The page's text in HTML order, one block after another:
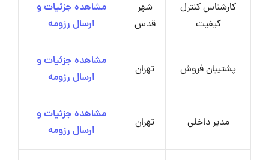
کارشناس کنترل
کیفیت
شهر
قدس
مشاهده جزئیات و
ارسال رزومه
پشتیبان فروش تهران
مشاهده جزئیات و
ارسال رزومه
مدیر داخلی تهران
مشاهده جزئیات و
ارسال رزومه